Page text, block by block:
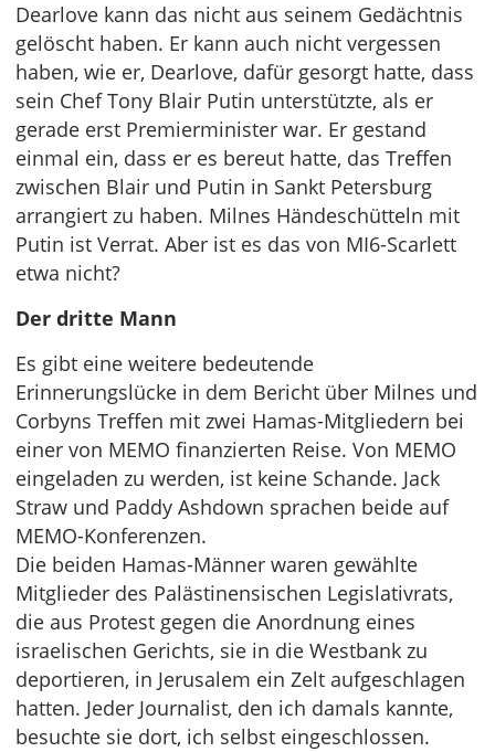
Dearlove kann das nicht aus seinem Gedächtnis
gelöscht haben. Er kann auch nicht vergessen
haben, wie er, Dearlove, dafür gesorgt hatte, dass
sein Chef Tony Blair Putin unterstützte, als er
gerade erst Premierminister war. Er gestand
einmal ein, dass er es bereut hatte, das Treffen
zwischen Blair und Putin in Sankt Petersburg
arrangiert zu haben. Milnes Händeschütteln mit
Putin ist Verrat. Aber ist es das von MI6-Scarlett
etwa nicht?
Der dritte Mann
Es gibt eine weitere bedeutende
Erinnerungslücke in dem Bericht über Milnes und
Corbyns Treffen mit zwei Hamas-Mitgliedern bei
einer von MEMO finanzierten Reise. Von MEMO
eingeladen zu werden, ist keine Schande. Jack
Straw und Paddy Ashdown sprachen beide auf
MEMO-Konferenzen.
Die beiden Hamas-Männer waren gewählte
Mitglieder des Palästinensischen Legislativrats,
die aus Protest gegen die Anordnung eines
israelischen Gerichts, sie in die Westbank zu
deportieren, in Jerusalem ein Zelt aufgeschlagen
hatten. Jeder Journalist, den ich damals kannte,
besuchte sie dort, ich selbst eingeschlossen.